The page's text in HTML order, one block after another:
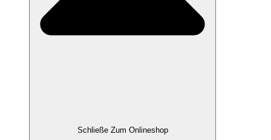
Schließe Zum Onlineshop